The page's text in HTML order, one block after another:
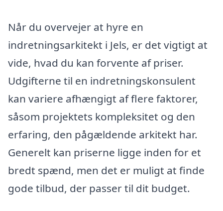
Når du overvejer at hyre en
indretningsarkitekt i Jels, er det vigtigt at
vide, hvad du kan forvente af priser.
Udgifterne til en indretningskonsulent
kan variere afhængigt af flere faktorer,
såsom projektets kompleksitet og den
erfaring, den pågældende arkitekt har.
Generelt kan priserne ligge inden for et
bredt spænd, men det er muligt at finde
gode tilbud, der passer til dit budget.